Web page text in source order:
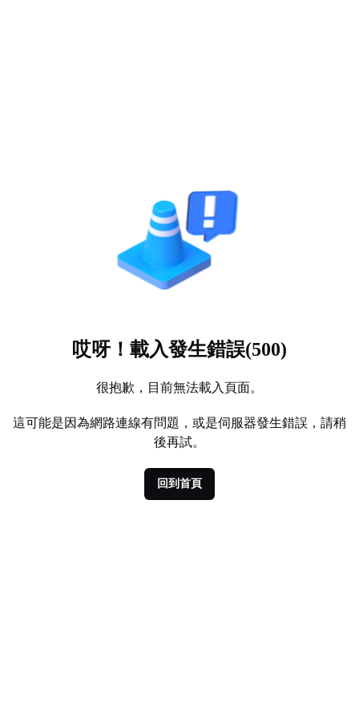
哎呀！載入發生錯誤(500)
很抱歉，目前無法載入頁面。
這可能是因為網路連線有問題，或是伺服器發生錯誤，請稍
後再試。
回到首頁